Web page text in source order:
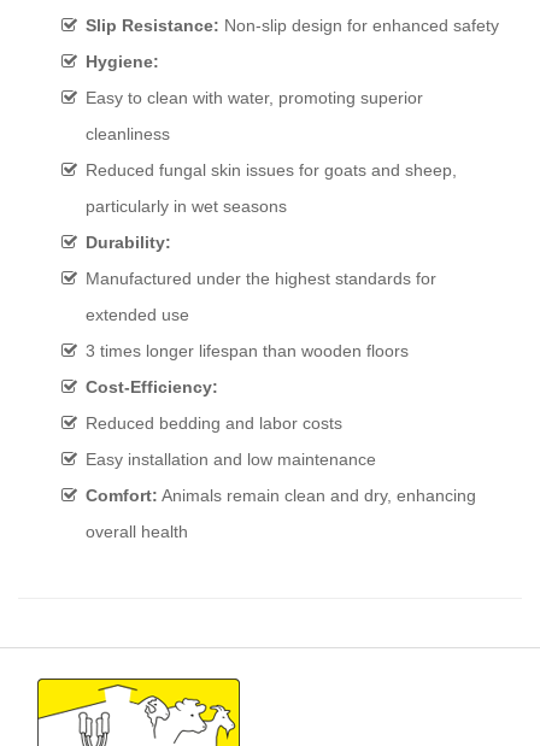
Slip Resistance: Non-slip design for enhanced safety
Hygiene:
Easy to clean with water, promoting superior
cleanliness
Reduced fungal skin issues for goats and sheep,
particularly in wet seasons
Durability:
Manufactured under the highest standards for
extended use
3 times longer lifespan than wooden floors
Cost-Efficiency:
Reduced bedding and labor costs
Easy installation and low maintenance
Comfort: Animals remain clean and dry, enhancing
overall health